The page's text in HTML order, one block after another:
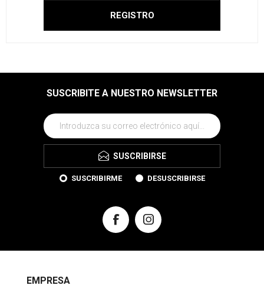
SUSCRIBITE A NUESTRO NEWSLETTER
SUSCRIBIRSE
SUSCRIBIRME DESUSCRIBIRSE
EMPRESA